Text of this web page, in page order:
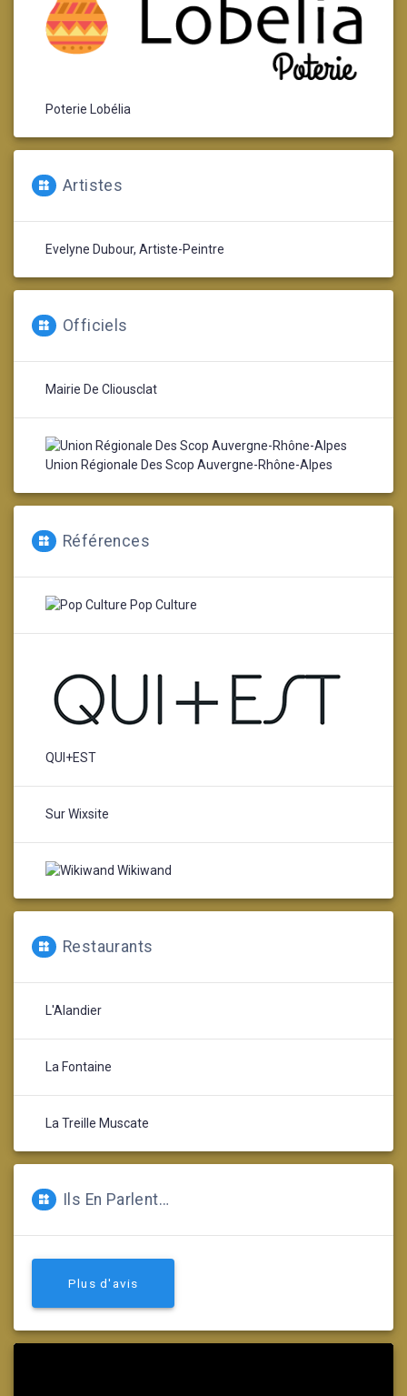
Poterie Lobélia
Artistes
Evelyne Dubour, Artiste-Peintre
Officiels
Mairie De Cliousclat
Union Régionale Des Scop Auvergne-Rhône-Alpes
Références
Pop Culture
QUI+EST
Sur Wixsite
Wikiwand
Restaurants
L'Alandier
La Fontaine
La Treille Muscate
Ils En Parlent…
Plus d'avis